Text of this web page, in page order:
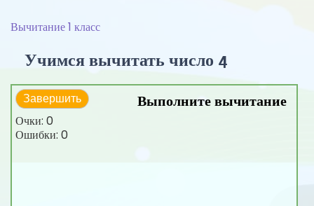
Вычитание 1 класс
Учимся вычитать число 4
Завершить
Очки: 0
Ошибки: 0
Выполните вычитание